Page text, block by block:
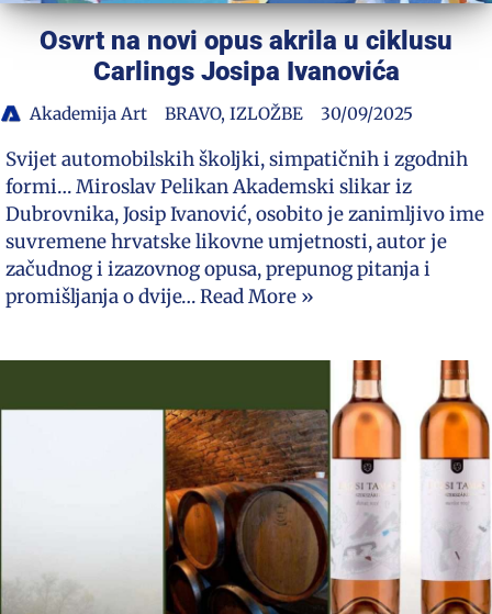
Osvrt na novi opus akrila u ciklusu
Carlings Josipa Ivanovića
Akademija Art BRAVO, IZLOŽBE 30/09/2025
Svijet automobilskih školjki, simpatičnih i zgodnih
formi… Miroslav Pelikan Akademski slikar iz
Dubrovnika, Josip Ivanović, osobito je zanimljivo ime
suvremene hrvatske likovne umjetnosti, autor je
začudnog i izazovnog opusa, prepunog pitanja i
promišljanja o dvije…Read More »